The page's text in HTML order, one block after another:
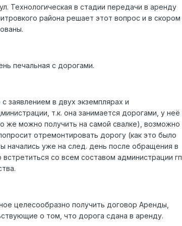
Технологическая в стадии передачи в аренду
района решает этот вопрос и в скором
печальная с дорогами.
заявлением в двух экземплярах и
т.к. она занимается дорогами, у неё
же можно получить на самой свалке), возможно
отремонтировать дорогу (как это было
начались уже на след. день после обращения в
со всем составом администрации
целесообразно получить договор Аренды,
о том, что дорога сдана в аренду.